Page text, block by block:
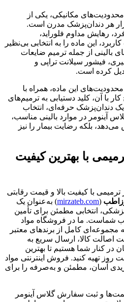
مکانیکی، یکی از
هر دندان‌پزشک مدرن است.
رهایش مداوم فلوراید،
این ماده را به انتخابی بی‌نظیر
بالینی از جمله ترمیم ضایعات
فیشور سیلانت تراپی و
کرده است.
این ماده، همراه با
با آن، کلید دستیابی به ترمیم‌های
دندان‌پزشک حرفه‌ای، انتخاب
آینومر در موارد بالینی مناسب،
می‌دهد، بلکه رضایت بیمار را نیز
با بهترین کیفیت
ترمیمی با کیفیت بالا و قیمت رقابتی
(
mirzateb.com
) به‌عنوان یک
انتخابی مطمئن برای تأمین
شماست. ما در فروشگاه مواد
مجموعه‌ای کامل از برندهای معتبر
اصالت کالا، ارسال سریع به
کنار شما هستیم تا بهترین
روز تهیه کنید. فروش اینترنتی مواد
آسان، مطمئن و به‌صرفه را برای
و ثبت سفارش گلاس آینومر